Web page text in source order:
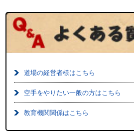
道場の経営者様はこちら
空手をやりたい一般の方はこちら
教育機関関係はこちら